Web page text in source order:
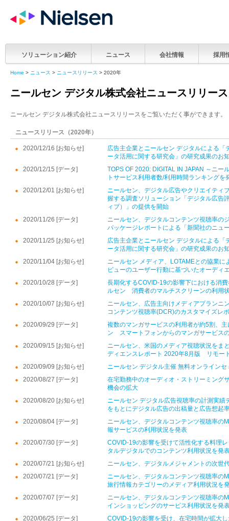
ソリューション紹介 ニュース 会社情報 採用
Home > ニュース > ニュースリリース > 2020年
ニールセン デジタル株式会社ニュースリリース
ニールセン デジタル株式会社ニュースリリースをご覧いただく事ができます。
ニュースリリース（2020年）
2020/12/16 [お知らせ]
広告主企業とニールセン デジタルによる「
ータ活用に関する研究会」の研究成果のお
2020/12/15 [データ]
TOPS OF 2020: DIGITAL IN JAPAN ～ニー
トサービス利用者数/利用時間ランキングを
2020/12/01 [お知らせ]
ニールセン、デジタル広告やクリエイティ
握する調査ソリューション「デジタル広告
ィブ）」の提供を開始
2020/11/26 [データ]
ニールセン、デジタルコンテンツ視聴率の
パッケージレポートによる「新聞社のニュ
2020/11/25 [お知らせ]
広告主企業とニールセン デジタルによる「
ータ活用に関する研究会」の研究成果のお
2020/11/04 [お知らせ]
ニールセン メディア、LOTAMEとの協業
ビューのユーザー行動に基づいたオーディ
2020/10/28 [データ]
長期化するCOVID-19の影響下における消
ルセン 消費者のマルチスクリーンの利用
2020/10/07 [お知らせ]
ニールセン、広告主向けメディアプランニ
コンテンツ視聴率(DCR)のカスタマイズレ
2020/09/29 [データ]
複数のマンガサービスの利用者が約5割、
ン スマートフォンからのマンガサービス
2020/09/15 [お知らせ]
ニールセン、米国のメディア視聴状況をま
ディエンスレポート 2020年8月版 リモー
2020/09/09 [お知らせ]
ニールセン デジタル主催 無料オンライン
2020/08/27 [データ]
在宅勤務中のオーディオ・ストリーミング
機会の拡大
2020/08/20 [お知らせ]
ニールセン デジタル広告視聴率の計測実績
をもとにデジタル広告の出稿量と広告想起
2020/08/04 [データ]
ニールセン、デジタルコンテンツ視聴率の
報サービスの利用状況を発表
2020/07/30 [データ]
COVID-19の影響を受けて活性化する料理
タルデジタルでのコンテンツ利用状況を発
2020/07/21 [お知らせ]
ニールセン、デジタルメジャメントの次世
2020/07/21 [データ]
ニールセン、デジタルコンテンツ視聴率の
旅行情報カテゴリーのメディア利用状況を
2020/07/07 [データ]
ニールセン、デジタルコンテンツ視聴率の
インショッピングのサービス利用状況を発
2020/06/25 [データ]
COVID-19の影響を受け、在宅時間が拡大